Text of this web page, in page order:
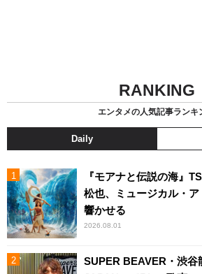
RANKING
エンタメの人気記事ランキ
Daily
『モアナと伝説の海』
松也、ミュージカル・
響かせる
2026.08.01
SUPER BEAVER・渋谷